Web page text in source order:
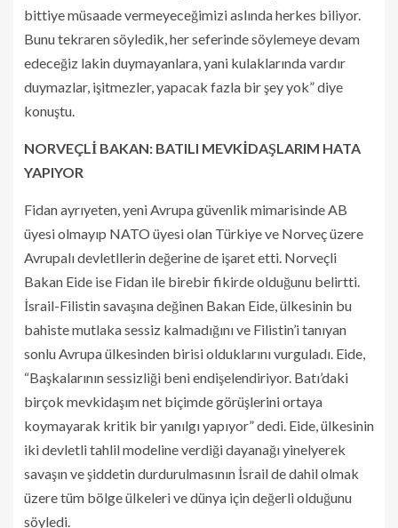
bittiye müsaade vermeyeceğimizi aslında herkes biliyor.
Bunu tekraren söyledik, her seferinde söylemeye devam
edeceğiz lakin duymayanlara, yani kulaklarında vardır
duymazlar, işitmezler, yapacak fazla bir şey yok” diye
konuştu.
NORVEÇLİ BAKAN: BATILI MEVKİDAŞLARIM HATA
YAPIYOR
Fidan ayrıyeten, yeni Avrupa güvenlik mimarisinde AB
üyesi olmayıp NATO üyesi olan Türkiye ve Norveç üzere
Avrupalı devletllerin değerine de işaret etti. Norveçli
Bakan Eide ise Fidan ile birebir fikirde olduğunu belirtti.
İsrail-Filistin savaşına değinen Bakan Eide, ülkesinin bu
bahiste mutlaka sessiz kalmadığını ve Filistin’i tanıyan
sonlu Avrupa ülkesinden birisi olduklarını vurguladı. Eide,
“Başkalarının sessizliği beni endişelendiriyor. Batı’daki
birçok mevkidaşım net biçimde görüşlerini ortaya
koymayarak kritik bir yanılgı yapıyor” dedi. Eide, ülkesinin
iki devletli tahlil modeline verdiği dayanağı yinelyerek
savaşın ve şiddetin durdurulmasının İsrail de dahil olmak
üzere tüm bölge ülkeleri ve dünya için değerli olduğunu
söyledi.